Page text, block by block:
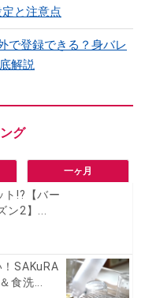
と注意点
で登録できる？身バレ
解説
一ヶ月
ト!?【バー
2】...
！SAKuRA
食洗...